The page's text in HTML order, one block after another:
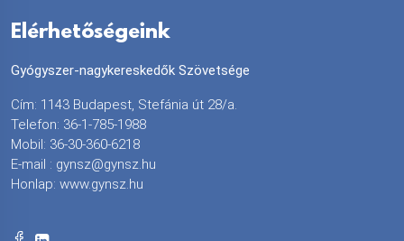
Elérhetőségeink
Gyógyszer-nagykereskedők Szövetsége
Cím: 1143 Budapest, Stefánia út 28/a.
Telefon: 36-1-785-1988
Mobil: 36-30-360-6218
E-mail : gynsz@gynsz.hu
Honlap: www.gynsz.hu